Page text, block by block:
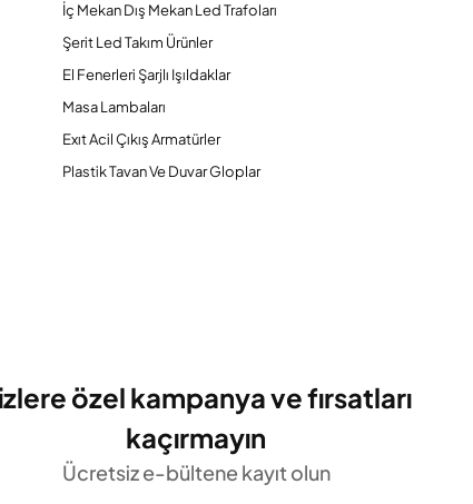
İç Mekan Dış Mekan Led Trafoları
Şerit Led Takım Ürünler
El Fenerleri Şarjlı Işıldaklar
Masa Lambaları
Exıt Acil Çıkış Armatürler
Plastik Tavan Ve Duvar Gloplar
özel kampanya ve fırsatları
kaçırmayın
Ücretsiz e-bültene kayıt olun